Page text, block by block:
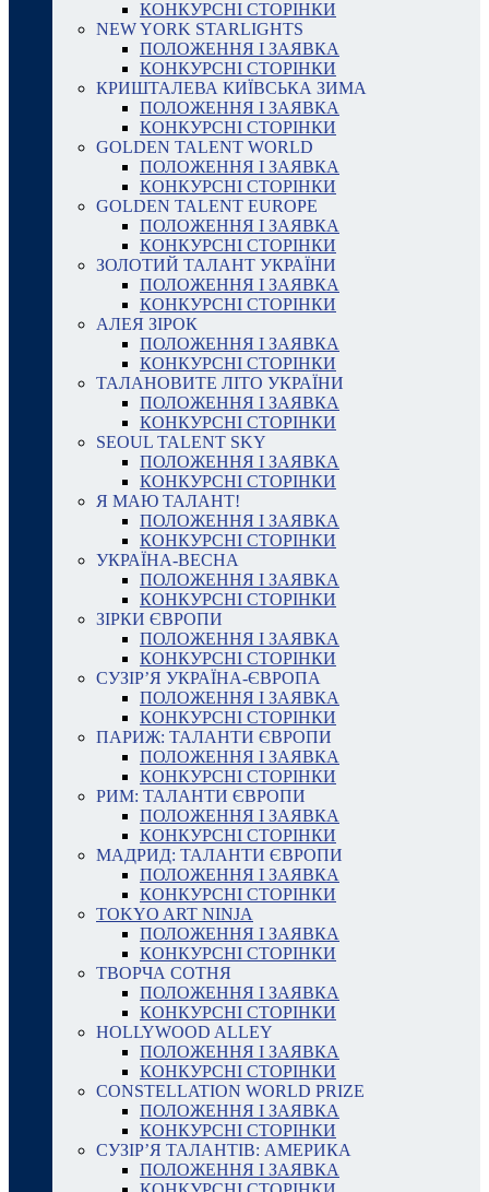
КОНКУРСНІ СТОРІНКИ
NEW YORK STARLIGHTS
ПОЛОЖЕННЯ І ЗАЯВКА
КОНКУРСНІ СТОРІНКИ
КРИШТАЛЕВА КИЇВСЬКА ЗИМА
ПОЛОЖЕННЯ І ЗАЯВКА
КОНКУРСНІ СТОРІНКИ
GOLDEN TALENT WORLD
ПОЛОЖЕННЯ І ЗАЯВКА
КОНКУРСНІ СТОРІНКИ
GOLDEN TALENT EUROPE
ПОЛОЖЕННЯ І ЗАЯВКА
КОНКУРСНІ СТОРІНКИ
ЗОЛОТИЙ ТАЛАНТ УКРАЇНИ
ПОЛОЖЕННЯ І ЗАЯВКА
КОНКУРСНІ СТОРІНКИ
АЛЕЯ ЗІРОК
ПОЛОЖЕННЯ І ЗАЯВКА
КОНКУРСНІ СТОРІНКИ
ТАЛАНОВИТЕ ЛІТО УКРАЇНИ
ПОЛОЖЕННЯ І ЗАЯВКА
КОНКУРСНІ СТОРІНКИ
SEOUL TALENT SKY
ПОЛОЖЕННЯ І ЗАЯВКА
КОНКУРСНІ СТОРІНКИ
Я МАЮ ТАЛАНТ!
ПОЛОЖЕННЯ І ЗАЯВКА
КОНКУРСНІ СТОРІНКИ
УКРАЇНА-ВЕСНА
ПОЛОЖЕННЯ І ЗАЯВКА
КОНКУРСНІ СТОРІНКИ
ЗІРКИ ЄВРОПИ
ПОЛОЖЕННЯ І ЗАЯВКА
КОНКУРСНІ СТОРІНКИ
СУЗІР’Я УКРАЇНА-ЄВРОПА
ПОЛОЖЕННЯ І ЗАЯВКА
КОНКУРСНІ СТОРІНКИ
ПАРИЖ: ТАЛАНТИ ЄВРОПИ
ПОЛОЖЕННЯ І ЗАЯВКА
КОНКУРСНІ СТОРІНКИ
РИМ: ТАЛАНТИ ЄВРОПИ
ПОЛОЖЕННЯ І ЗАЯВКА
КОНКУРСНІ СТОРІНКИ
МАДРИД: ТАЛАНТИ ЄВРОПИ
ПОЛОЖЕННЯ І ЗАЯВКА
КОНКУРСНІ СТОРІНКИ
TOKYO ART NINJA
ПОЛОЖЕННЯ І ЗАЯВКА
КОНКУРСНІ СТОРІНКИ
ТВОРЧА СОТНЯ
ПОЛОЖЕННЯ І ЗАЯВКА
КОНКУРСНІ СТОРІНКИ
HOLLYWOOD ALLEY
ПОЛОЖЕННЯ І ЗАЯВКА
КОНКУРСНІ СТОРІНКИ
CONSTELLATION WORLD PRIZE
ПОЛОЖЕННЯ І ЗАЯВКА
КОНКУРСНІ СТОРІНКИ
СУЗІР’Я ТАЛАНТІВ: АМЕРИКА
ПОЛОЖЕННЯ І ЗАЯВКА